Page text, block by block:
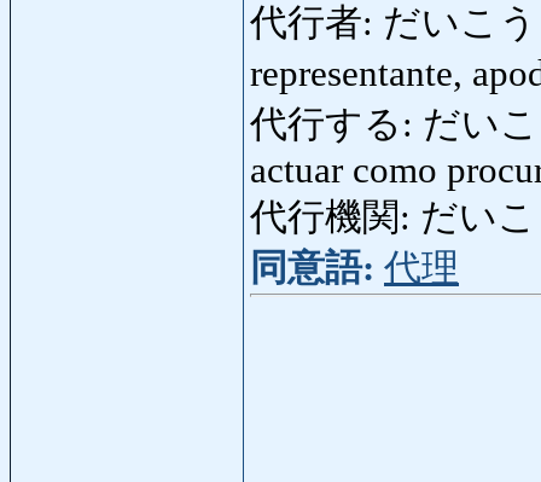
代行者: だいこう
representante,
代行する: だいこ
actuar como
代行機関: だい
同意語: 代理